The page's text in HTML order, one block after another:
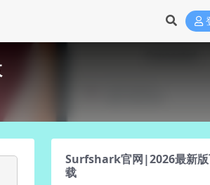
Surfshark官网|2026最新
载